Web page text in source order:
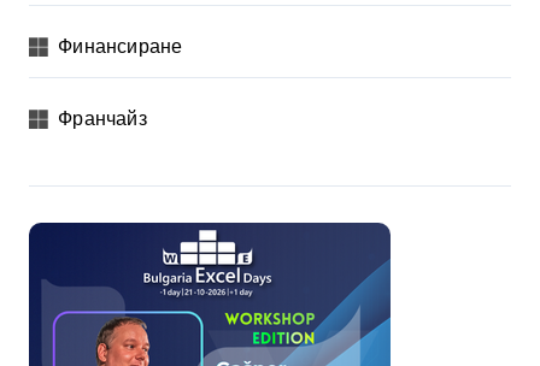
Финансиране
Франчайз